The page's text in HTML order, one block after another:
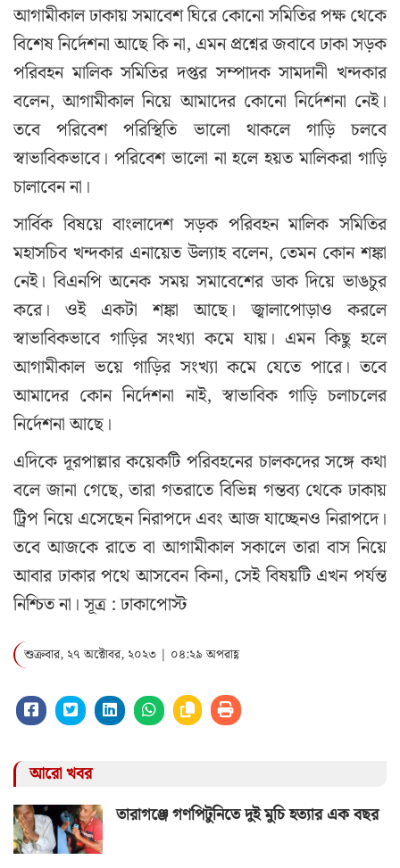
আগামীকাল ঢাকায় সমাবেশ ঘিরে কোনো সমিতির পক্ষ থেকে
বিশেষ নির্দেশনা আছে কি না, এমন প্রশ্নের জবাবে ঢাকা সড়ক
পরিবহন মালিক সমিতির দপ্তর সম্পাদক সামদানী খন্দকার
বলেন, আগামীকাল নিয়ে আমাদের কোনো নির্দেশনা নেই।
তবে পরিবেশ পরিস্থিতি ভালো থাকলে গাড়ি চলবে
স্বাভাবিকভাবে। পরিবেশ ভালো না হলে হয়ত মালিকরা গাড়ি
চালাবেন না।
সার্বিক বিষয়ে বাংলাদেশ সড়ক পরিবহন মালিক সমিতির
মহাসচিব খন্দকার এনায়েত উল্যাহ বলেন, তেমন কোন শঙ্কা
নেই। বিএনপি অনেক সময় সমাবেশের ডাক দিয়ে ভাঙচুর
করে। ওই একটা শঙ্কা আছে। জ্বালাপোড়াও করলে
স্বাভাবিকভাবে গাড়ির সংখ্যা কমে যায়। এমন কিছু হলে
আগামীকাল ভয়ে গাড়ির সংখ্যা কমে যেতে পারে। তবে
আমাদের কোন নির্দেশনা নাই, স্বাভাবিক গাড়ি চলাচলের
নির্দেশনা আছে।
এদিকে দূরপাল্লার কয়েকটি পরিবহনের চালকদের সঙ্গে কথা
বলে জানা গেছে, তারা গতরাতে বিভিন্ন গন্তব্য থেকে ঢাকায়
ট্রিপ নিয়ে এসেছেন নিরাপদে এবং আজ যাচ্ছেনও নিরাপদে।
তবে আজকে রাতে বা আগামীকাল সকালে তারা বাস নিয়ে
আবার ঢাকার পথে আসবেন কিনা, সেই বিষয়টি এখন পর্যন্ত
নিশ্চিত না। সূত্র : ঢাকাপোস্ট
শুক্রবার, ২৭ অক্টোবর, ২০২৩ | ০৪:২৯ অপরাহ্ণ
আরো খবর
তারাগঞ্জে গণপিটুনিতে দুই মুচি হত্যার এক বছর